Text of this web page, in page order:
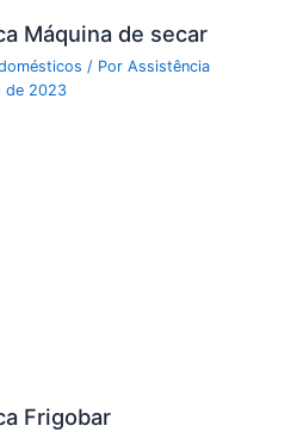
Máquina de secar
/ PorAssistência
de 2023
Frigobar